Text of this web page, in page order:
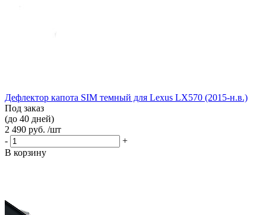
Дефлектор капота SIM темный для Lexus LX570 (2015-н.в.)
Под заказ
(до 40 дней)
2 490 руб. /шт
-
+
В корзину